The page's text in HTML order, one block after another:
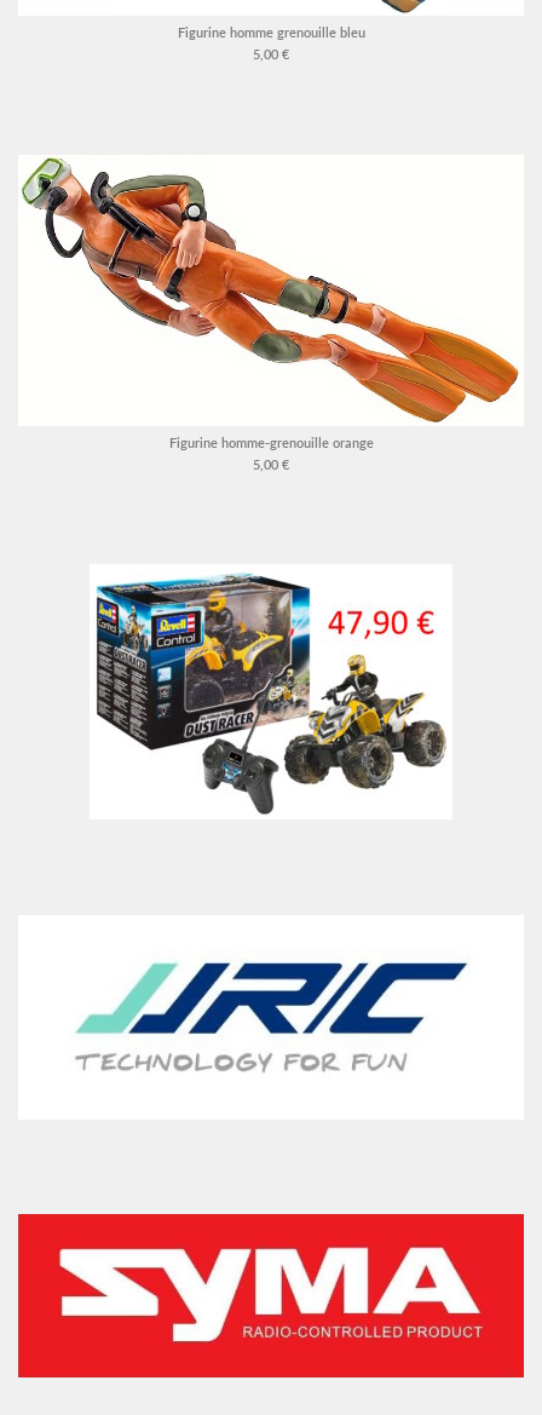
Figurine homme grenouille bleu
5,00 €
Figurine homme-grenouille orange
5,00 €